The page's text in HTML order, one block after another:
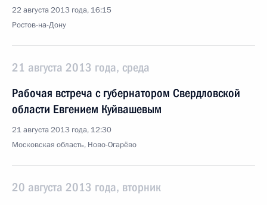
22 августа 2013 года, 16:15
Ростов-на-Дону
21 августа 2013 года, среда
Рабочая встреча с губернатором Свердловской
области Евгением Куйвашевым
21 августа 2013 года, 12:30
Московская область, Ново-Огарёво
20 августа 2013 года, вторник